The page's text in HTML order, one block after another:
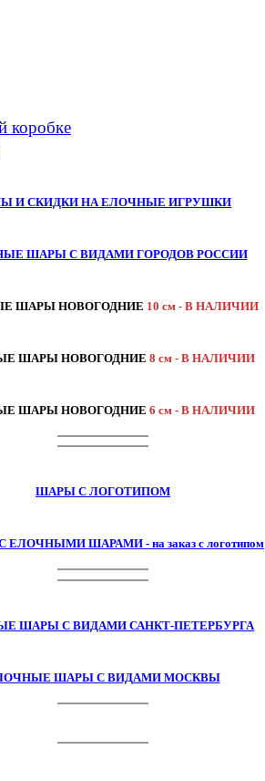
И СКИДКИ НА ЕЛОЧНЫЕ ИГРУШКИ
ШАРЫ С ВИДАМИ ГОРОДОВ РОССИИ
ШАРЫ НОВОГОДНИЕ 10 см - В НАЛИЧИИ
ШАРЫ НОВОГОДНИЕ 8 см - В НАЛИЧИИ
ШАРЫ НОВОГОДНИЕ 6 см - В НАЛИЧИИ
ШАРЫ С ЛОГОТИПОМ
ШАРАМИ - на заказ с логотипом
ШАРЫ С ВИДАМИ САНКТ-ПЕТЕРБУРГА
ШАРЫ С ВИДАМИ МОСКВЫ